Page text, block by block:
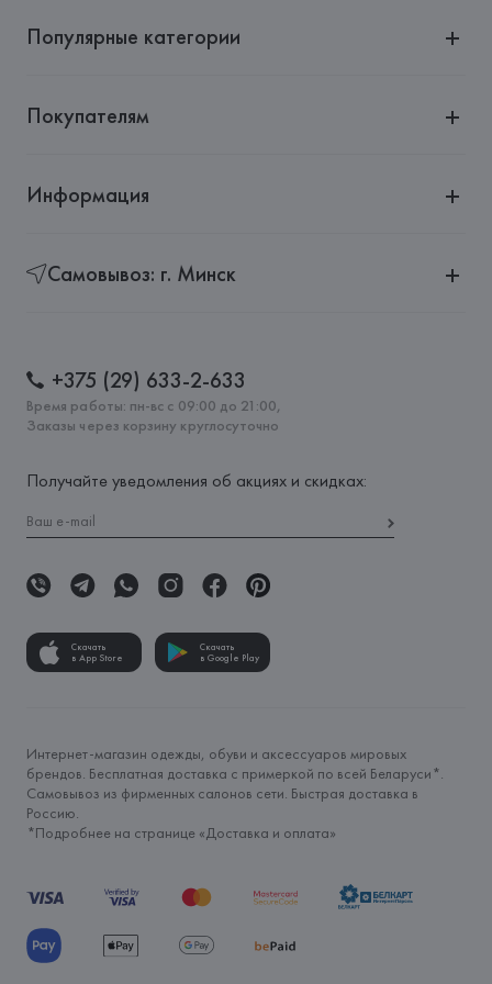
Популярные категории
Покупателям
Информация
Самовывоз: г. Минск
+375 (29) 633-2-633
Время работы: пн-вс с 09:00 до 21:00,
Заказы через корзину круглосуточно
Получайте уведомления об акциях и скидках:
Скачать
в App Store
Скачать
в Google Play
Интернет-магазин одежды, обуви и аксессуаров мировых
брендов. Бесплатная доставка с примеркой по всей Беларуси*.
Самовывоз из фирменных салонов сети. Быстрая доставка в
Россию.
*Подробнее на странице «Доставка и оплата»